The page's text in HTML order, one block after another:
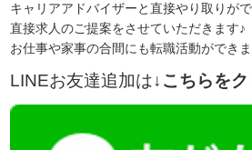
キャリアアドバイザーと直接やり取りがで
直接求人のご提案をさせていただきます♪
お仕事や家事の合間にも転職活動ができ
LINEお友達追加は↓こちらをク